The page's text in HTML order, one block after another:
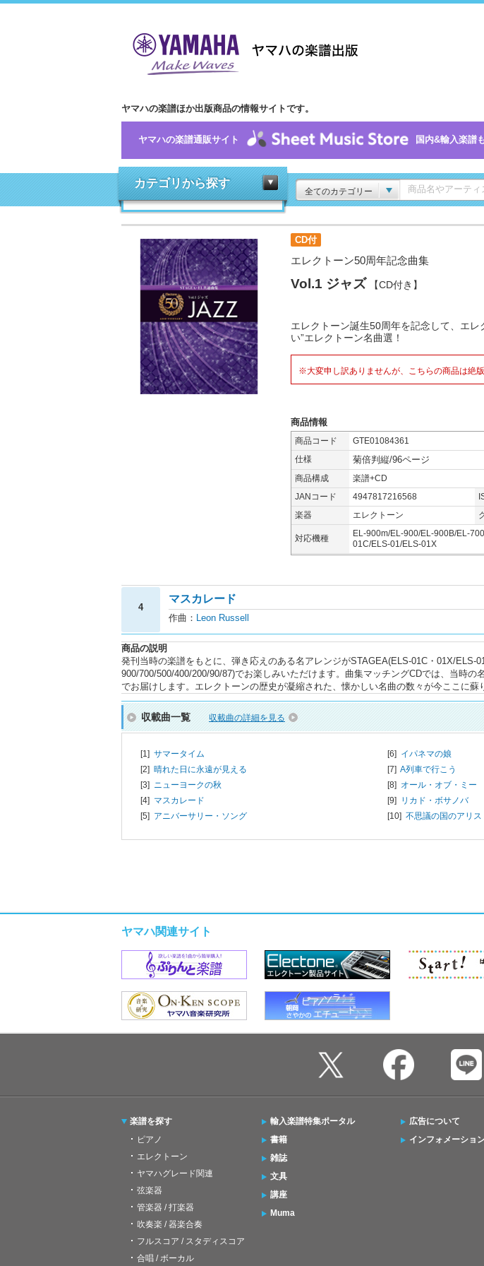
ヤマハの楽譜ほか出版商品の情報サイトです。
ヤマハの楽譜通販サイト 国内&輸入楽譜
カテゴリから探す
全てのカテゴリー
CD付
エレクトーン50周年記念曲集
Vol.1 ジャズ 【CD付き】
エレクトーン誕生50周年を記念して、エレ
い”エレクトーン名曲選！
※大変申し訳ありませんが、こちらの商品は絶版
商品情報
商品コード
GTE01084361
仕様
菊倍判縦/96ページ
商品構成
楽譜+CD
JANコード
4947817216568
楽器
エレクトーン
対応機種
EL-900m/EL-900/EL-900B/EL-
01C/ELS-01/ELS-01X
4
マスカレード
作曲： Leon Russell
商品の説明
発刊当時の楽譜をもとに、弾き応えのある名アレンジがSTAGEA(ELS-01C・01X/ELS-
900/700/500/400/200/90/87)でお楽しみいただけます。曲集マッチングCDでは、当時の
でお届けします。エレクトーンの歴史が凝縮された、懐かしい名曲の数々が今ここに蘇
収載曲一覧 収載曲の詳細を見る
[1] サマータイム
[2] 晴れた日に永遠が見える
[3] ニューヨークの秋
[4] マスカレード
[5] アニバーサリー・ソング
[6] イパネマの娘
[7] A列車で行こう
[8] オール・オブ・ミー
[9] リカド・ボサノバ
[10] 不思議の国のアリス
ヤマハ関連サイト
楽譜を探す
ピアノ
エレクトーン
ヤマハグレード関連
弦楽器
管楽器 / 打楽器
吹奏楽 / 器楽合奏
フルスコア / スタディスコア
合唱 / ボーカル
輸入楽譜特集ポータル
書籍
雑誌
文具
講座
Muma
広告について
インフォメーショ